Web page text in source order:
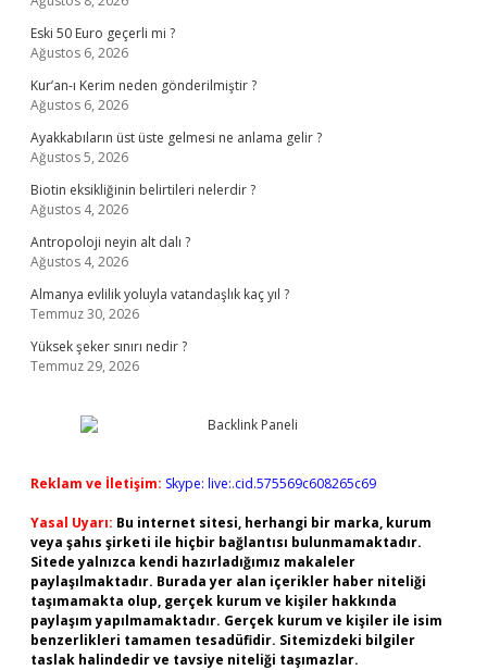
Eski 50 Euro geçerli mi ?
Ağustos 6, 2026
Kur’an-ı Kerim neden gönderilmiştir ?
Ağustos 6, 2026
Ayakkabıların üst üste gelmesi ne anlama gelir ?
Ağustos 5, 2026
Biotin eksikliğinin belirtileri nelerdir ?
Ağustos 4, 2026
Antropoloji neyin alt dalı ?
Ağustos 4, 2026
Almanya evlilik yoluyla vatandaşlık kaç yıl ?
Temmuz 30, 2026
Yüksek şeker sınırı nedir ?
Temmuz 29, 2026
Reklam ve İletişim: Skype: live:.cid.575569c608265c69
Yasal Uyarı: Bu internet sitesi, herhangi bir marka, kurum
veya şahıs şirketi ile hiçbir bağlantısı bulunmamaktadır.
Sitede yalnızca kendi hazırladığımız makaleler
paylaşılmaktadır. Burada yer alan içerikler haber niteliği
taşımamakta olup, gerçek kurum ve kişiler hakkında
paylaşım yapılmamaktadır. Gerçek kurum ve kişiler ile isim
benzerlikleri tamamen tesadüfidir. Sitemizdeki bilgiler
taslak halindedir ve tavsiye niteliği taşımazlar.